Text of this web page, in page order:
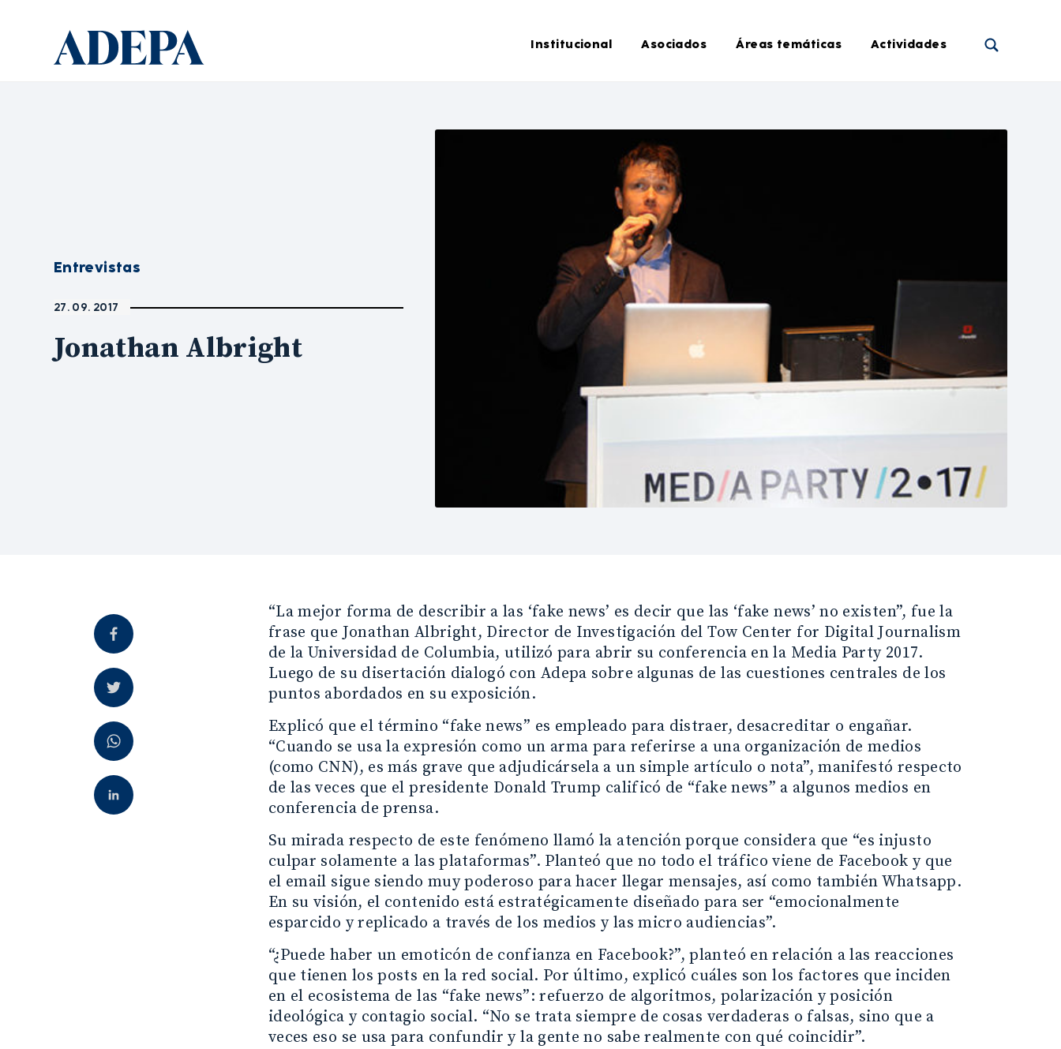
Institucional Asociados Áreas temáticas Actividades
Entrevistas
27. 09. 2017
Jonathan Albright
“La mejor forma de describir a las ‘fake news’ es decir que las ‘fake news’ no existen”, fue la
frase que Jonathan Albright, Director de Investigación del Tow Center for Digital Journalism
de la Universidad de Columbia, utilizó para abrir su conferencia en la Media Party 2017.
Luego de su disertación dialogó con Adepa sobre algunas de las cuestiones centrales de los
puntos abordados en su exposición.
Explicó que el término “fake news” es empleado para distraer, desacreditar o engañar.
“Cuando se usa la expresión como un arma para referirse a una organización de medios
(como CNN), es más grave que adjudicársela a un simple artículo o nota”, manifestó respecto
de las veces que el presidente Donald Trump calificó de “fake news” a algunos medios en
conferencia de prensa.
Su mirada respecto de este fenómeno llamó la atención porque considera que “es injusto
culpar solamente a las plataformas”. Planteó que no todo el tráfico viene de Facebook y que
el email sigue siendo muy poderoso para hacer llegar mensajes, así como también Whatsapp.
En su visión, el contenido está estratégicamente diseñado para ser “emocionalmente
esparcido y replicado a través de los medios y las micro audiencias”.
“¿Puede haber un emoticón de confianza en Facebook?”, planteó en relación a las reacciones
que tienen los posts en la red social. Por último, explicó cuáles son los factores que inciden
en el ecosistema de las “fake news”: refuerzo de algoritmos, polarización y posición
ideológica y contagio social. “No se trata siempre de cosas verdaderas o falsas, sino que a
veces eso se usa para confundir y la gente no sabe realmente con qué coincidir”.